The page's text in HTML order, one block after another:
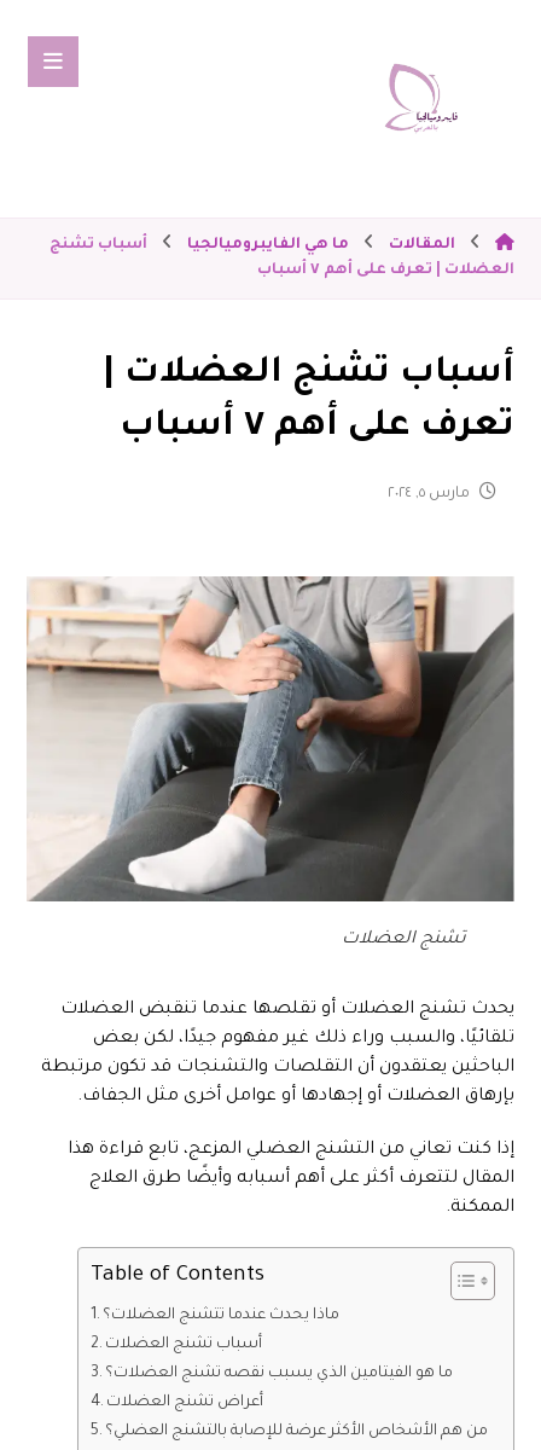
المقالات ما هي الفايبروميالجيا
أسباب تشنج
العضلات | تعرف على أهم ٧ أسباب
أسباب تشنج العضلات |
تعرف على أهم ٧ أسباب
مارس ٥, ٢٠٢٤
تشنج العضلات
يحدث تشنج العضلات أو تقلصها عندما تنقبض العضلات
تلقائيًا، والسبب وراء ذلك غير مفهوم جيدًا، لكن بعض
الباحثين يعتقدون أن التقلصات والتشنجات قد تكون مرتبطة
بإرهاق العضلات أو إجهادها أو عوامل أخرى مثل الجفاف.
إذا كنت تعاني من التشنج العضلي المزعج، تابع قراءة هذا
المقال لتتعرف أكثر على أهم أسبابه وأيضًا طرق العلاج
الممكنة.
Table of Contents
ماذا يحدث عندما تتشنج العضلات؟
أسباب تشنج العضلات
ما هو الفيتامين الذي يسبب نقصه تشنج العضلات؟
أعراض تشنج العضلات
من هم الأشخاص الأكثر عرضة للإصابة بالتشنج العضلي؟